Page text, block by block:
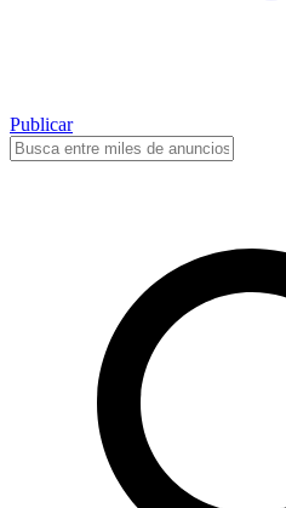
Publicar